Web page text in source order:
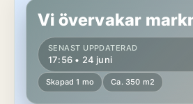
Vi övervakar
SENAST UPPDATERAD
17:56 • 24 juni
Skapad 1 mo Ca. 350 m2